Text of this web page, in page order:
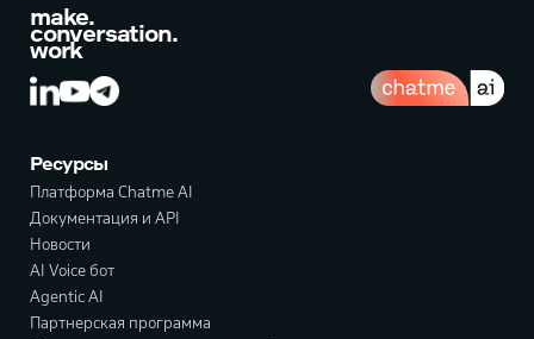
make.
conversation.
work
Ресурсы
Платформа Chatme AI
Документация и API
Новости
AI Voice бот
Agentic AI
Партнерская программа